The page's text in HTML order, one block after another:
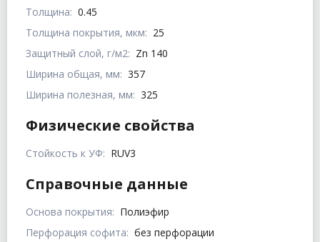
Толщина: 0.45
Толщина покрытия, мкм: 25
Защитный слой, г/м2: Zn 140
Ширина общая, мм: 357
Ширина полезная, мм: 325
Физические свойства
Стойкость к УФ: RUV3
Справочные данные
Основа покрытия: Полиэфир
Перфорация софита: без перфорации